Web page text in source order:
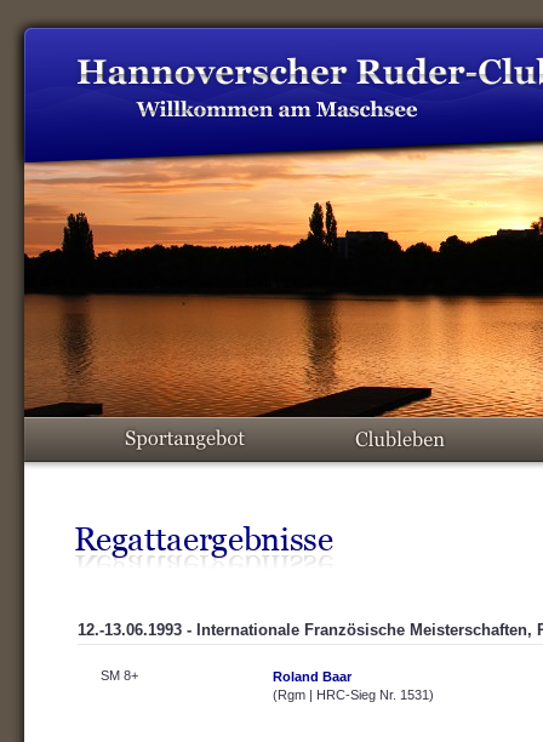
12.-13.06.1993 - Internationale Französische Meisterschaften,
SM 8+
Roland Baar
(Rgm | HRC-Sieg Nr. 1531)